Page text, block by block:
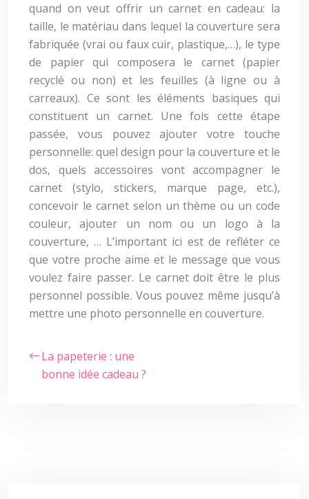
quand on veut offrir un carnet en cadeau: la
taille, le matériau dans lequel la couverture sera
fabriquée (vrai ou faux cuir, plastique,…), le type
de papier qui composera le carnet (papier
recyclé ou non) et les feuilles (à ligne ou à
carreaux). Ce sont les éléments basiques qui
constituent un carnet. Une fois cette étape
passée, vous pouvez ajouter votre touche
personnelle: quel design pour la couverture et le
dos, quels accessoires vont accompagner le
carnet (stylo, stickers, marque page, etc.),
concevoir le carnet selon un thème ou un code
couleur, ajouter un nom ou un logo à la
couverture, … L’important ici est de refléter ce
que votre proche aime et le message que vous
voulez faire passer. Le carnet doit être le plus
personnel possible. Vous pouvez même jusqu’à
mettre une photo personnelle en couverture.
La papeterie : une
bonne idée cadeau ?